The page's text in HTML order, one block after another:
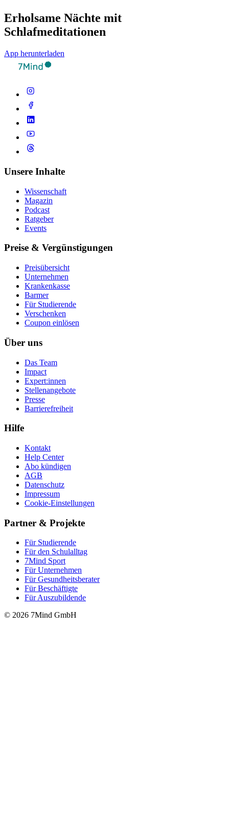
Erholsame Nächte mit
Schlafmeditationen
App herunterladen
Unsere Inhalte
Wissenschaft
Magazin
Podcast
Ratgeber
Events
Preise & Vergünstigungen
Preisübersicht
Unternehmen
Krankenkasse
Barmer
Für Studierende
Ver­schen­ken
Coupon einlösen
Über uns
Das Team
Impact
Expert:innen
Stellenangebote
Presse
Barrierefreiheit
Hilfe
Kontakt
Help Center
Abo kündigen
AGB
Datenschutz
Impressum
Cookie-Einstellungen
Partner & Projekte
Für Stu­die­rende
Für den Schulalltag
7Mind Sport
Für Unter­neh­men
Für Gesund­heits­be­ra­ter
Für Beschäftigte
Für Auszubildende
© 2026 7Mind GmbH